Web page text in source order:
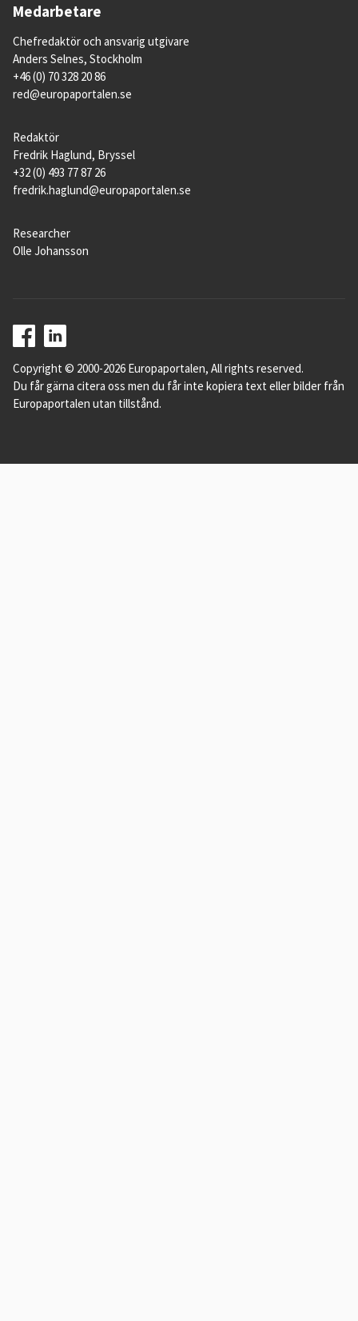
Medarbetare
Chefredaktör och ansvarig utgivare
Anders Selnes, Stockholm
+46 (0) 70 328 20 86
red@europaportalen.se
Redaktör
Fredrik Haglund, Bryssel
+32 (0) 493 77 87 26
fredrik.haglund@europaportalen.se
Researcher
Olle Johansson
Copyright © 2000-2026 Europaportalen, All rights reserved.
Du får gärna citera oss men du får inte kopiera text eller bilder från
Europaportalen utan tillstånd.